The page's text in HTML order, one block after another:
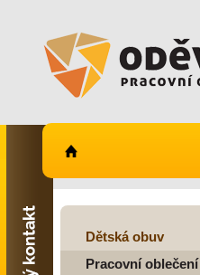
Dětská obuv
Pracovní oblečení
Kontaktujte nás
731 482 530
info@odevy-pilar.cz
Provozovna: